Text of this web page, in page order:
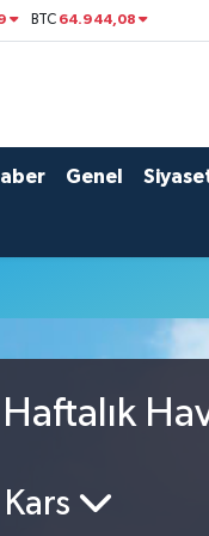
BTC 64.944,08
Genel
Kars